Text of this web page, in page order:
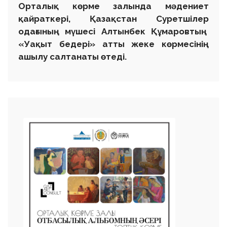
Орталық көрме залында мәдениет
қайраткері, Қазақстан Суретшілер
одағының мүшесі Алтынбек Құмаровтың
«Уақыт бедері» атты жеке көрмесінің
ашылу салтанаты өтеді.